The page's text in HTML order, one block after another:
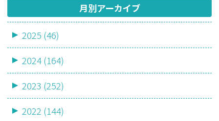
月別アーカイブ
2025 (46)
2024 (164)
2023 (252)
2022 (144)